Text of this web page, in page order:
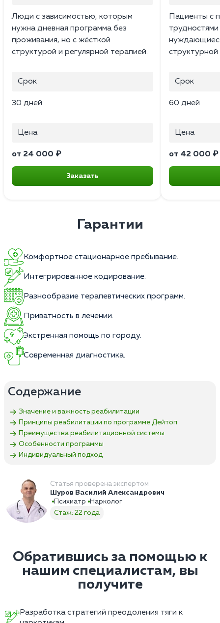
Люди с зависимостью, которым
нужна дневная программа без
проживания, но с жёсткой
структурой и регулярной терапией.
Срок
30 дней
Цена
от 24 000 ₽
Заказать
Пациенты с
Срок
60 дней
Цена
от 42 000 ₽
Гарантии
Комфортное стационарное пребывание.
Интегрированное кодирование.
Разнообразие терапевтических программ.
Приватность в лечении.
Экстренная помощь по городу.
Современная диагностика.
Содержание
Значение и важность реабилитации
Принципы реабилитации по программе Дейтоп
Преимущества реабилитационной системы
Особенности программы
Индивидуальный подход
Статья проверена экспертом
Шуров Василий Александрович
Психиатр
Нарколог
Стаж: 22 года
Обратившись за помощью к
нашим специалистам, вы
получите
Разработка стратегий преодоления тяги к